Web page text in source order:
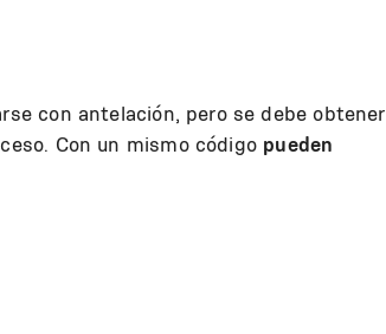
con antelación, pero se debe obtener
Con un mismo código pueden